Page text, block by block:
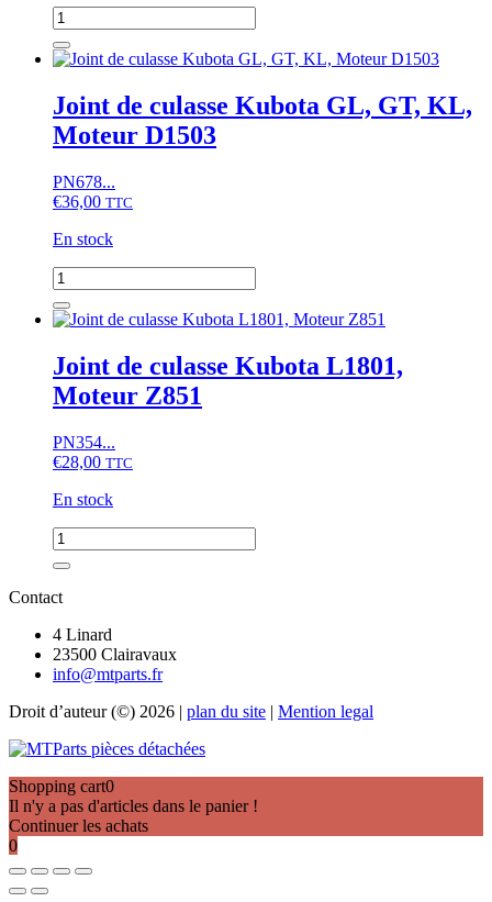
quantité
de
Joint
culasse
Kubota
L1501DT
Joint de culasse Kubota GL, GT, KL,
Moteur D1503
PN678...
€36,00 TTC
En stock
quantité
de
Joint
culasse
Kubota
GL,
GT,
KL,
Moteur
D1503
Joint de culasse Kubota L1801,
Moteur Z851
PN354...
€28,00 TTC
En stock
quantité
de
Joint
de
Kubota
L1801,
Moteur
Contact
4 Linard
23500 Clairavaux
info@mtparts.fr
Droit d’auteur (©) 2026 | plan du site | Mention legal
Shopping cart0
Il n'y a pas d'articles dans le panier !
Continuer les achats
0